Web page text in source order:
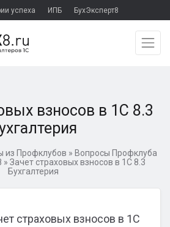
успеха ИПБ БухЭксперт8
взносов в 1С 8.3
из Профклубов » Вопросы Профклуба
» Зачет страховых взносов в 1С 8.3
Бухгалтерия
страховых взносов в 1С